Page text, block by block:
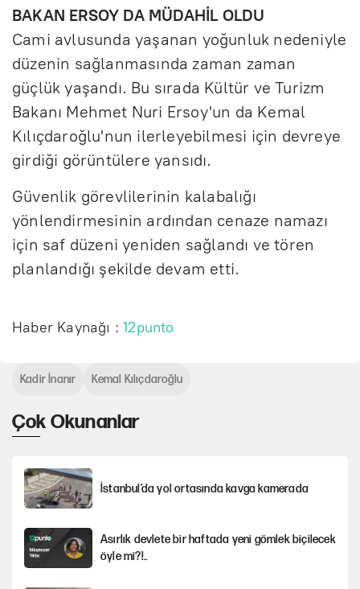
BAKAN ERSOY DA MÜDAHİL OLDU
Cami avlusunda yaşanan yoğunluk nedeniyle
düzenin sağlanmasında zaman zaman
güçlük yaşandı. Bu sırada Kültür ve Turizm
Bakanı Mehmet Nuri Ersoy'un da Kemal
Kılıçdaroğlu'nun ilerleyebilmesi için devreye
girdiği görüntülere yansıdı.
Güvenlik görevlilerinin kalabalığı
yönlendirmesinin ardından cenaze namazı
için saf düzeni yeniden sağlandı ve tören
planlandığı şekilde devam etti.
Haber Kaynağı :12punto
Çok Okunanlar
İstanbul’da yol ortasında kavga kamerada
Asırlık devlete bir haftada yeni gömlek biçilecek
öyle mi?!..
Kadir İnanır Kemal Kılıçdaroğlu